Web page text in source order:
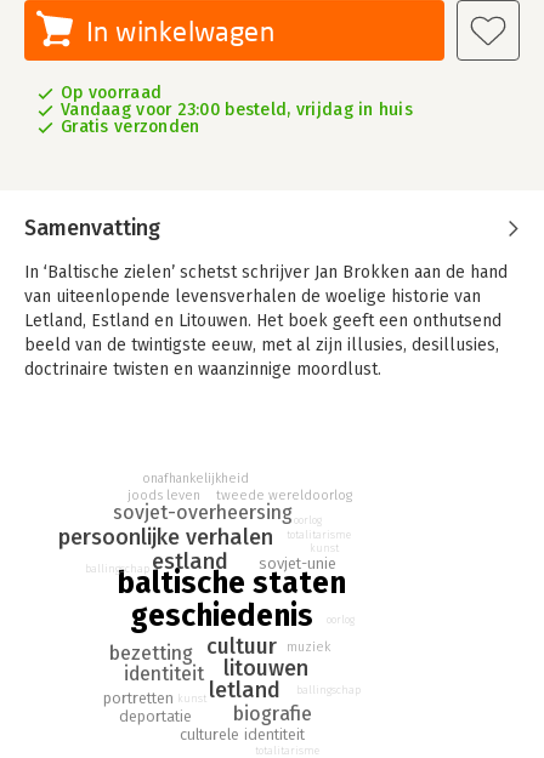
In winkelwagen
Op voorraad
Vandaag voor 23:00 besteld, vrijdag in huis
Gratis verzonden
Samenvatting
In ‘Baltische zielen’ schetst schrijver Jan Brokken aan de hand
van uiteenlopende levensverhalen de woelige historie van
Letland, Estland en Litouwen. Het boek geeft een onthutsend
beeld van de twintigste eeuw, met al zijn illusies, desillusies,
doctrinaire twisten en waanzinnige moordlust.
kunnen zijn. In geen van zijn boeken komt zoveel geweld voor
als in ‘Baltische zielen’, in geen van zijn boeken komt de lezer
zoveel tederheid en lotsverbondenheid tegen.
baltische staten
geschiedenis
cultuur
estland
litouwen
letland
persoonlijke verhalen
sovjet-overheersing
identiteit
bezetting
biografie
culturele identiteit
sovjet-unie
deportatie
portretten
joods leven
onafhankelijkheid
muziek
tweede wereldoorlog
kunst
ballingschap
totalitarisme
oorlog
kunst
ballingschap
totalitarisme
oorlog